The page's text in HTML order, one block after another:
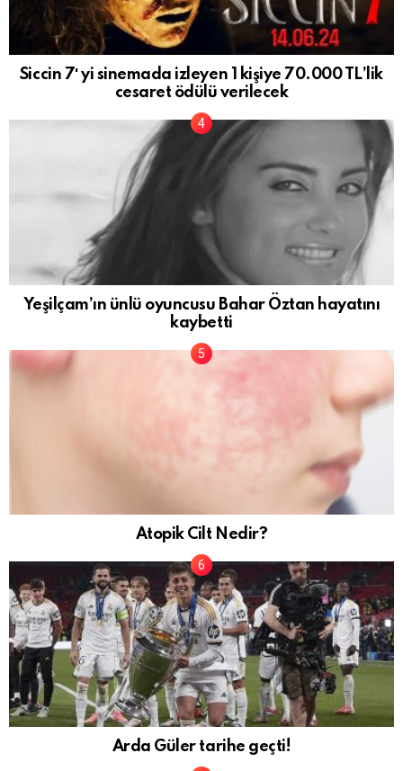
Siccin 7′ yi sinemada izleyen 1 kişiye 70.000 TL’lik
cesaret ödülü verilecek
Yeşilçam’ın ünlü oyuncusu Bahar Öztan hayatını
kaybetti
Atopik Cilt Nedir?
Arda Güler tarihe geçti!